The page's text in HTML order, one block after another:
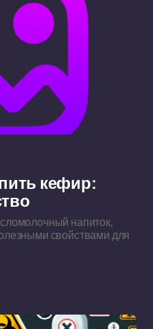
кефир:
напиток,
свойствами для